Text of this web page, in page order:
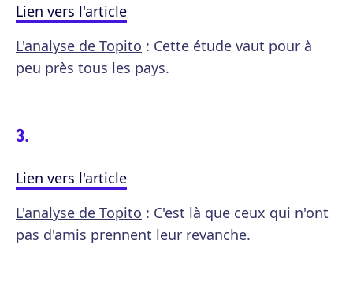
Lien vers l'article
L'analyse de Topito : Cette étude vaut pour à
peu près tous les pays.
Lien vers l'article
L'analyse de Topito : C'est là que ceux qui n'ont
pas d'amis prennent leur revanche.